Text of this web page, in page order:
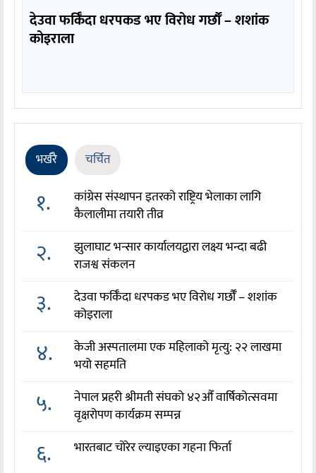
देउवा फर्किँदा धरपकड भए विरोध गर्छौँं – शशांक
कोइराला
भर्खरै चर्चित
१.
कांग्रेस संस्थापन इतरको राष्ट्रिय भेलाका लागि
कैलालीमा तयारी तीव्र
२.
झुलाघाट भन्सार कार्यालयद्वारा लक्ष्य भन्दा बढी
राजश्व संकलन
३.
देउवा फर्किँदा धरपकड भए विरोध गर्छौँं – शशांक
कोइराला
४.
केजी अस्पतालमा एक महिलाको मृत्यु: २२ लाखमा
भयो सहमति
५.
नेपाल प्रहरी श्रीमती संघको ४२औँ वार्षिकोत्सवमा
वृक्षरोपण कार्यक्रम सम्पन्न
६. भारतबाट चोरेर ल्याइएका गहना फिर्ता